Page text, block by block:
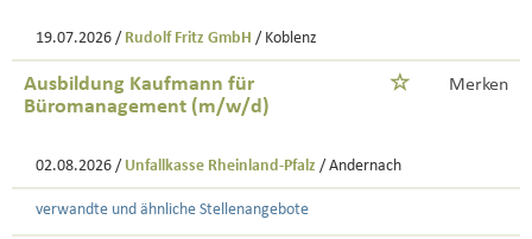
19.07.2026 / Rudolf Fritz GmbH / Koblenz
Ausbildung Kaufmann für
Büromanagement (m/w/d)
Merken
02.08.2026 / Unfallkasse Rheinland-Pfalz / Andernach
verwandte und ähnliche Stellenangebote